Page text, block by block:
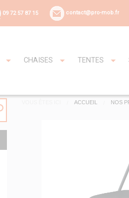
09 72 57 87 15 contact@pro-mob.fr
CHAISES TENTES
ACCUEIL NOS